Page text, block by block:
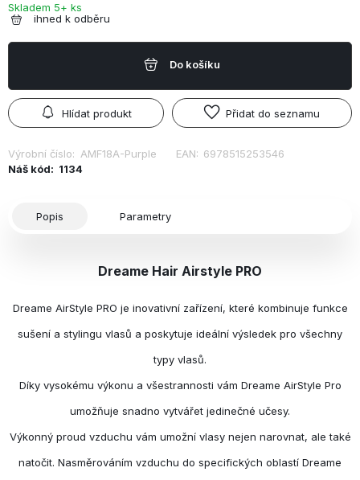
Skladem 5+ ks
ihned k odběru
Do košíku
Hlídat produkt Přidat do seznamu
Výrobní číslo: AMF18A-Purple EAN: 6978515253546
Náš kód: 1134
Popis Parametry
Dreame Hair Airstyle PRO
Dreame AirStyle PRO je inovativní zařízení, které kombinuje funkce
sušení a stylingu vlasů a poskytuje ideální výsledek pro všechny
typy vlasů.
Díky vysokému výkonu a všestrannosti vám Dreame AirStyle Pro
umožňuje snadno vytvářet jedinečné učesy.
Výkonný proud vzduchu vám umožní vlasy nejen narovnat, ale také
natočit. Nasměrováním vzduchu do specifických oblastí Dreame